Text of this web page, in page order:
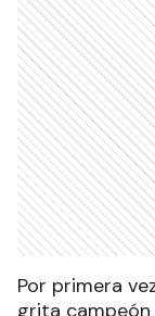
Por primera